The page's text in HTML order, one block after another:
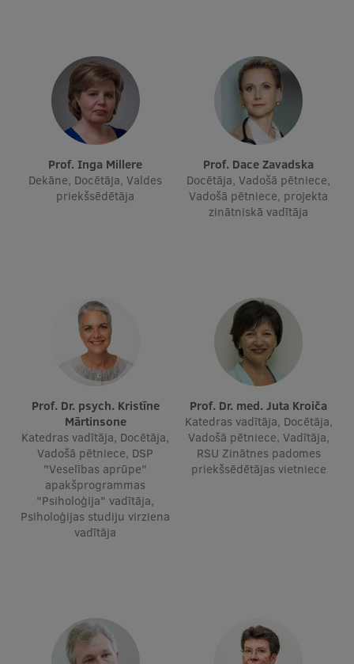
Virtuālā tūre
Ilgtspējīga attīstība
Studiju un vides pieejamība
Dati par 2025. gadu
Suvenīri un grāmatas
Ētikas un līdztiesības mācības
Atvērtā universitāte
Sagatavošanas kursi
Profesionālās pilnveides kursi
ESF kvalifikācijas celšanas kursi
Pedagoģiskās izaugsmes centrs
Kvalifikācijas atbilstības pārbaude
Zinātniskie institūti un laboratorijas
Prof. Inga Millere
Dekāne, Docētāja, Valdes
priekšsēdētāja
Prof. Dace Zavadska
Docētāja, Vadošā pētniece,
Vadošā pētniece, projekta
zinātniskā vadītāja
Prof. Dr. psych. Kristīne
Mārtinsone
Katedras vadītāja, Docētāja,
Vadošā pētniece, DSP
"Veselības aprūpe"
apakšprogrammas
"Psiholoģija" vadītāja,
Psiholoģijas studiju virziena
vadītāja
Prof. Dr. med. Juta Kroiča
Katedras vadītāja, Docētāja,
Vadošā pētniece, Vadītāja,
RSU Zinātnes padomes
priekšsēdētājas vietniece